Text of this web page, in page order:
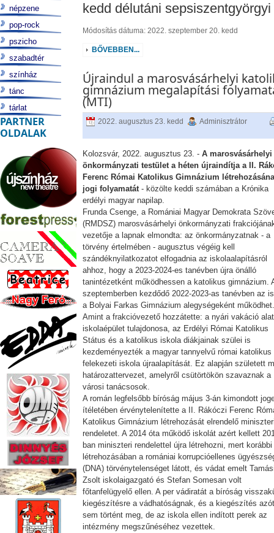
kedd délutáni
Módosítás dátuma: 2022. szeptember 20. kedd
BŐVEBBEN...
Újraindul a marosvásárhelyi
gimnázium megalapítási
(MTI)
2022. augusztus 23. kedd Adminisztrátor
Kolozsvár, 2022. augusztus 23. - A marosvásárhelyi
önkormányzati testület a héten újraindítja a II.
Ferenc Római Katolikus Gimnázium
jogi folyamatát- közölte keddi számában a Krónika
erdélyi magyar napilap.
Frunda Csenge, a Romániai Magyar Demokrata
(RMDSZ) marosvásárhelyi önkormányzati
vezetője a lapnak elmondta: az önkormányzatnak - a
törvény értelmében - augusztus végéig kell
szándéknyilatkozatot elfogadnia az iskolaalapításról
ahhoz, hogy a 2023-2024-es tanévben újra önálló
tanintézetként működhessen a katolikus gimnázium.
szeptemberben kezdődő 2022-2023-as tanévben az
a Bolyai Farkas Gimnázium alegységeként működhet.
Amint a frakcióvezető hozzátette: a nyári vakáció
iskolaépület tulajdonosa, az Erdélyi Római Katolikus
Státus és a katolikus iskola diákjainak szülei is
kezdeményezték a magyar tannyelvű római katolikus
felekezeti iskola újraalapítását. Ez alapján született
határozattervezet, amelyről csütörtökön szavaznak a
városi tanácsosok.
A román legfelsőbb bíróság május 3-án kimondott
ítéletében érvénytelenítette a II. Rákóczi Ferenc
Katolikus Gimnázium létrehozását elrendelő
rendeletet. A 2014 óta működő iskolát azért kellett
ban miniszteri rendelettel újra létrehozni, mert korábbi
létrehozásában a romániai korrupcióellenes
(DNA) törvénytelenséget látott, és vádat emelt
Zsolt iskolaigazgató és Stefan Somesan volt
főtanfelügyelő ellen. A per vádiratát a bíróság
kiegészítésre a vádhatóságnak, és a kiegészítés
sem történt meg, de az iskola ellen indított perek az
intézmény megszűnéséhez vezettek.
népzene
pop-rock
pszicho
szabadtér
színház
tánc
tárlat
PARTNER
OLDALAK